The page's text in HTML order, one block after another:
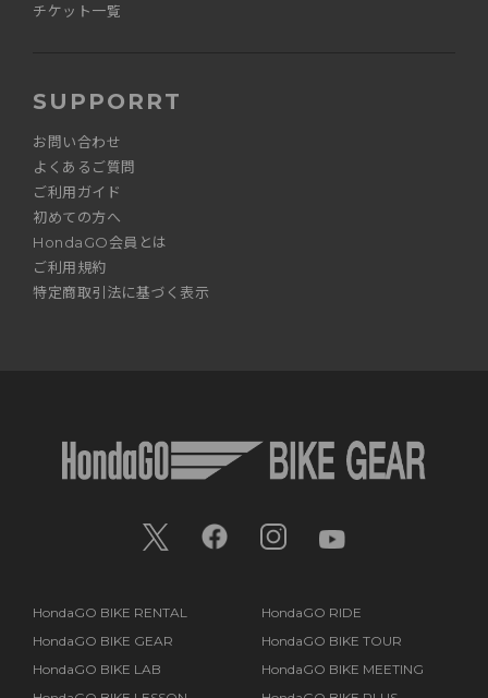
チケット一覧
SUPPORRT
お問い合わせ
よくあるご質問
ご利用ガイド
初めての方へ
HondaGO会員とは
ご利用規約
特定商取引法に基づく表示
HondaGO BIKE RENTAL
HondaGO RIDE
HondaGO BIKE GEAR
HondaGO BIKE TOUR
HondaGO BIKE LAB
HondaGO BIKE MEETING